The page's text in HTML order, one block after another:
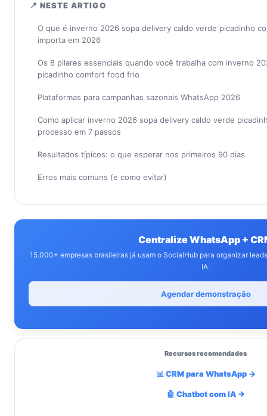
📍 NESTE ARTIGO
O que é inverno 2026 sopa delivery caldo verde picadinho
importa em 2026
Os 8 pilares essenciais quando você trabalha com inverno
picadinho comfort food frio
Plataformas para campanhas sazonais WhatsApp 2026
Como aplicar inverno 2026 sopa delivery caldo verde
processo em 7 passos
Resultados típicos: o que esperar nos primeiros 90 dias
Erros mais comuns (e como evitar)
Centralize WhatsApp +
15.000+ empresas brasileiras já usam o SocialHub para organizar
IA.
Agendar demonstração
Recursos recomendados
📊 CRM para WhatsApp →
🤖 Chatbot com IA →